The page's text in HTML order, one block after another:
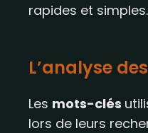
rapides et simples.
L’analyse
Les mots-clés
lors de leurs